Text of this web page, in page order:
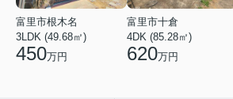
富里市根木名
3LDK (49.68㎡)
450万円
富里市十倉
4DK (85.28㎡)
620万円